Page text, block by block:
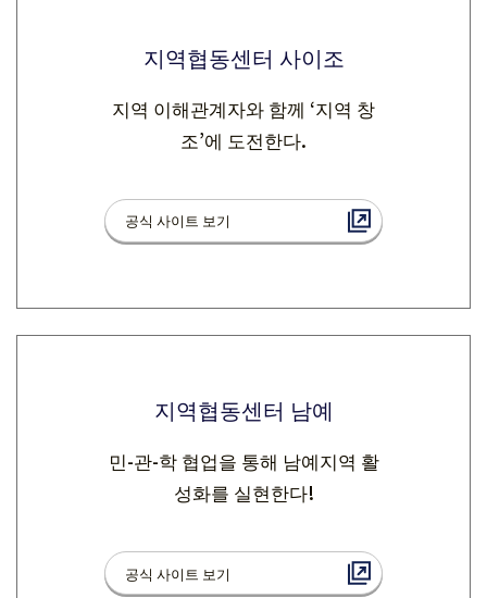
지역협동센터 사이조
지역 이해관계자와 함께 ‘지역 창
조’에 도전한다.
공식 사이트 보기
지역협동센터 남예
민-관-학 협업을 통해 남예지역 활
성화를 실현한다!
공식 사이트 보기